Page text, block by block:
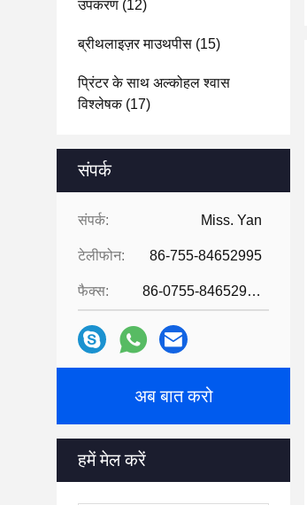
उपकरण (12)
ब्रीथलाइज़र माउथपीस (15)
प्रिंटर के साथ अल्कोहल श्वास
विश्लेषक(17)
संपर्क
संपर्क: Miss. Yan
टेलीफोन: 86-755-84652995
फैक्स: 86-0755-84652995
अब बात करो
हमें मेल करें